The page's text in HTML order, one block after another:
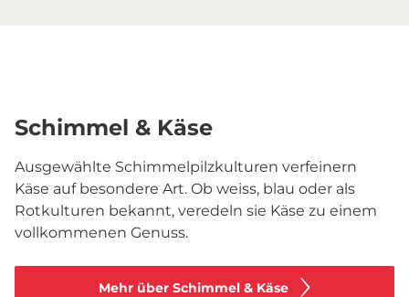
Schimmel & Käse
Ausgewählte Schimmelpilzkulturen verfeinern
Käse auf besondere Art. Ob weiss, blau oder als
Rotkulturen bekannt, veredeln sie Käse zu einem
vollkommenen Genuss.
Mehr über Schimmel & Käse